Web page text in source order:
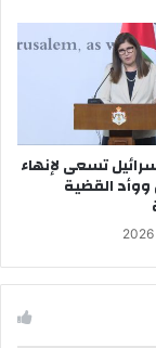
تسعى لإنهاء
ووأد القضية